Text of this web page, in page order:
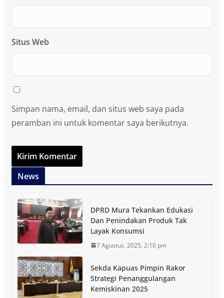
Situs Web
Simpan nama, email, dan situs web saya pada
peramban ini untuk komentar saya berikutnya.
News
DPRD Mura Tekankan Edukasi
Dan Penindakan Produk Tak
Layak Konsumsi
7 Agustus, 2025, 2:10 pm
Sekda Kapuas Pimpin Rakor
Strategi Penanggulangan
Kemiskinan 2025